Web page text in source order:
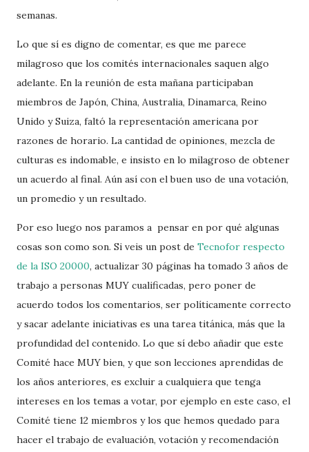
semanas.
Lo que sí es digno de comentar, es que me parece
milagroso que los comités internacionales saquen algo
adelante. En la reunión de esta mañana participaban
miembros de Japón, China, Australia, Dinamarca, Reino
Unido y Suiza, faltó la representación americana por
razones de horario. La cantidad de opiniones, mezcla de
culturas es indomable, e insisto en lo milagroso de obtener
un acuerdo al final. Aún así con el buen uso de una votación,
un promedio y un resultado.
Por eso luego nos paramos a pensar en por qué algunas
cosas son como son. Si veis un post de Tecnofor respecto
de la ISO 20000, actualizar 30 páginas ha tomado 3 años de
trabajo a personas MUY cualificadas, pero poner de
acuerdo todos los comentarios, ser políticamente correcto
y sacar adelante iniciativas es una tarea titánica, más que la
profundidad del contenido. Lo que sí debo añadir que este
Comité hace MUY bien, y que son lecciones aprendidas de
los años anteriores, es excluir a cualquiera que tenga
intereses en los temas a votar, por ejemplo en este caso, el
Comité tiene 12 miembros y los que hemos quedado para
hacer el trabajo de evaluación, votación y recomendación